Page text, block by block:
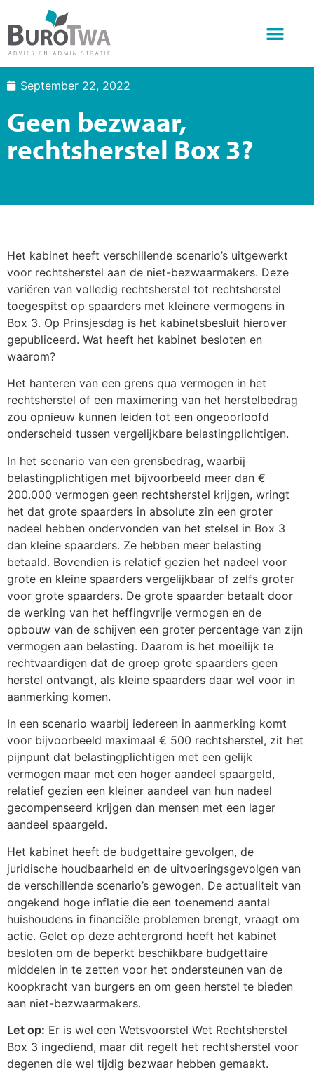
September 22, 2022
Geen bezwaar,
rechtsherstel Box 3?
Het kabinet heeft verschillende scenario’s uitgewerkt
voor rechtsherstel aan de niet-bezwaarmakers. Deze
variëren van volledig rechtsherstel tot rechtsherstel
toegespitst op spaarders met kleinere vermogens in
Box 3. Op Prinsjesdag is het kabinetsbesluit hierover
gepubliceerd. Wat heeft het kabinet besloten en
waarom?
Het hanteren van een grens qua vermogen in het
rechtsherstel of een maximering van het herstelbedrag
zou opnieuw kunnen leiden tot een ongeoorloofd
onderscheid tussen vergelijkbare belastingplichtigen.
In het scenario van een grensbedrag, waarbij
belastingplichtigen met bijvoorbeeld meer dan €
200.000 vermogen geen rechtsherstel krijgen, wringt
het dat grote spaarders in absolute zin een groter
nadeel hebben ondervonden van het stelsel in Box 3
dan kleine spaarders. Ze hebben meer belasting
betaald. Bovendien is relatief gezien het nadeel voor
grote en kleine spaarders vergelijkbaar of zelfs groter
voor grote spaarders. De grote spaarder betaalt door
de werking van het heffingvrije vermogen en de
opbouw van de schijven een groter percentage van zijn
vermogen aan belasting. Daarom is het moeilijk te
rechtvaardigen dat de groep grote spaarders geen
herstel ontvangt, als kleine spaarders daar wel voor in
aanmerking komen.
In een scenario waarbij iedereen in aanmerking komt
voor bijvoorbeeld maximaal € 500 rechtsherstel, zit het
pijnpunt dat belastingplichtigen met een gelijk
vermogen maar met een hoger aandeel spaargeld,
relatief gezien een kleiner aandeel van hun nadeel
gecompenseerd krijgen dan mensen met een lager
aandeel spaargeld.
Het kabinet heeft de budgettaire gevolgen, de
juridische houdbaarheid en de uitvoeringsgevolgen van
de verschillende scenario’s gewogen. De actualiteit van
ongekend hoge inflatie die een toenemend aantal
huishoudens in financiële problemen brengt, vraagt om
actie. Gelet op deze achtergrond heeft het kabinet
besloten om de beperkt beschikbare budgettaire
middelen in te zetten voor het ondersteunen van de
koopkracht van burgers en om geen herstel te bieden
aan niet-bezwaarmakers.
Let op: Er is wel een Wetsvoorstel Wet Rechtsherstel
Box 3 ingediend, maar dit regelt het rechtsherstel voor
degenen die wel tijdig bezwaar hebben gemaakt.